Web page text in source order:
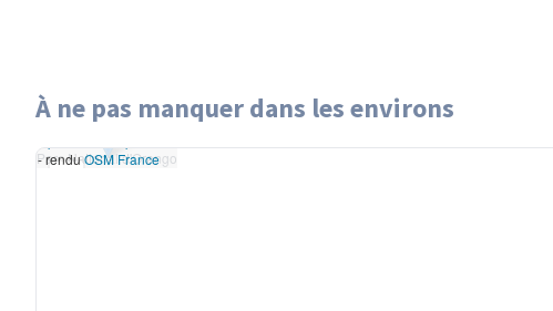
À ne pas manquer dans les environs
Parc National d'Orango
Leaflet|données ©
- renduOSM France
Parc National d'Orango